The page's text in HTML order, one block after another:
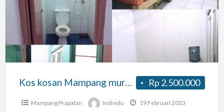
Mampang
murah
strategis
Rp 2.500.000
Kos kosan Mampang murah dan strategis
Mampang Prapatan Individu 19 Februari 2023